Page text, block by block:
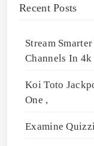
Recent Posts
Stream
Channels In 4k
Koi Toto
One ,
Examine